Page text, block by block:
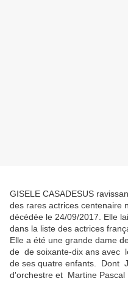
GISELE CASADESUS
des rares actrices centenaire
décédée le 24/09/2017. Elle
dans la liste des actrices
Elle a été une grande dame
de de soixante-dix ans avec
de ses quatre enfants. Dont
d'orchestre et Martine Pascal